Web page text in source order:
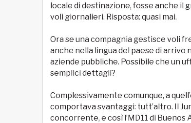
locale di destinazione, fosse anche il
voli giornalieri. Risposta: quasi mai.
Ora se una compagnia gestisce voli
anche nella lingua del paese di
aziende pubbliche. Possibile che un
semplici dettagli?
Complessivamente comunque, a
comportava svantaggi: tutt’altro. Il
concorrente, e così l’MD11 di Buenos